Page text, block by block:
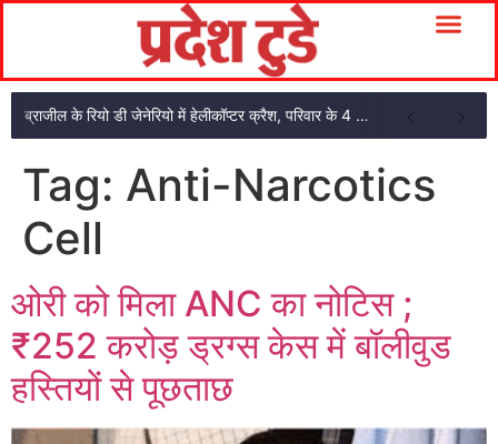
ब्राजील के रियो डी जेनेरियो में हेलीकॉप्टर क्रैश, परिवार के 4 सदस्यों की मौत
Tag: Anti-Narcotics
Cell
ओरी को मिला ANC का नोटिस ;
₹252 करोड़ ड्रग्स केस में बॉलीवुड
हस्तियों से पूछताछ